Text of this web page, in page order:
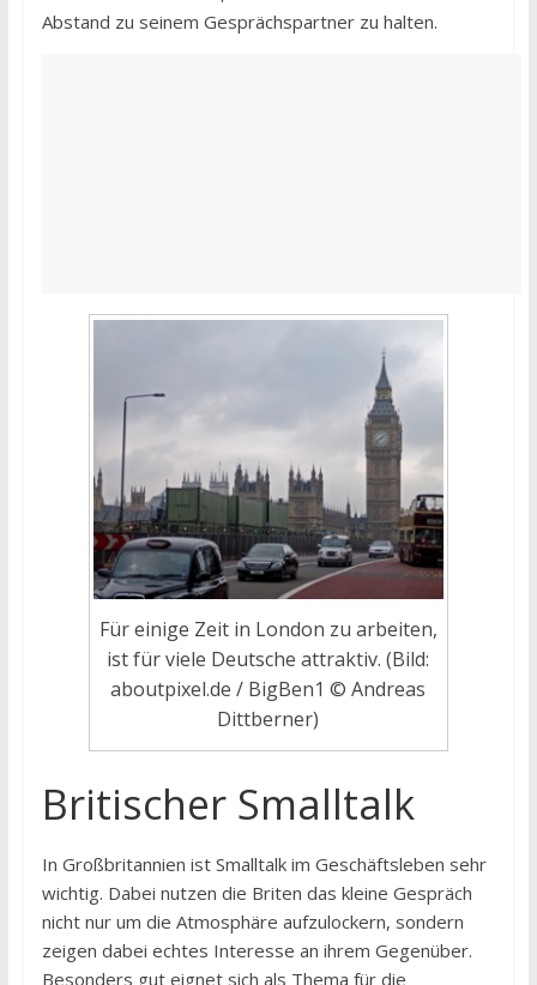
Abstand zu seinem Gesprächspartner zu halten.
Für einige Zeit in London zu arbeiten,
ist für viele Deutsche attraktiv. (Bild:
aboutpixel.de / BigBen1 © Andreas
Dittberner)
Britischer Smalltalk
In Großbritannien ist Smalltalk im Geschäftsleben sehr
wichtig. Dabei nutzen die Briten das kleine Gespräch
nicht nur um die Atmosphäre aufzulockern, sondern
zeigen dabei echtes Interesse an ihrem Gegenüber.
Besonders gut eignet sich als Thema für die